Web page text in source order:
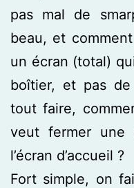
pas mal de
beau, et
un écran (total)
boîtier, et pas
tout faire,
veut fermer une
l’écran d’accueil ?
Fort simple, on